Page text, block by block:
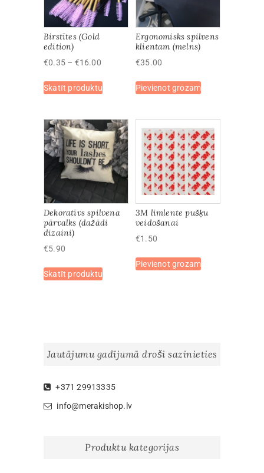
Birstītes (Gold
edition)
€0.35 – €16.00Price
€0.35
Skatīt produktuproduct
multiple
variants.
The
options
may
be
the
Ergonomisks spilvens
klientam (melns)
€35.00
Pievienot grozam
Dekoratīvs spilvena
pārvalks (dažādi
dizaini)
€5.90
Skatīt produktuproduct
may
the
3M limlente pušķu
veidošanai
€1.50
Pievienot grozam
Jautājumu gadījumā droši sazinieties
+371 29913335
info@merakishop.lv
Produktu kategorijas